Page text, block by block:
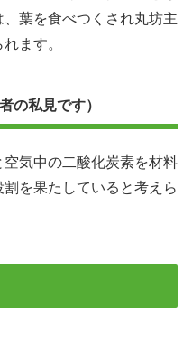
、葉を食べつくされ丸坊主
ます。
の私見です）
気中の二酸化炭素を材料
を果たしていると考えら